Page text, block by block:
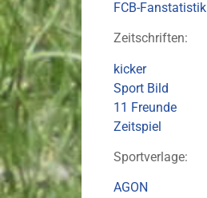
FCB-Fanstatistik
Zeitschriften:
kicker
Sport Bild
11 Freunde
Zeitspiel
Sportverlage:
AGON